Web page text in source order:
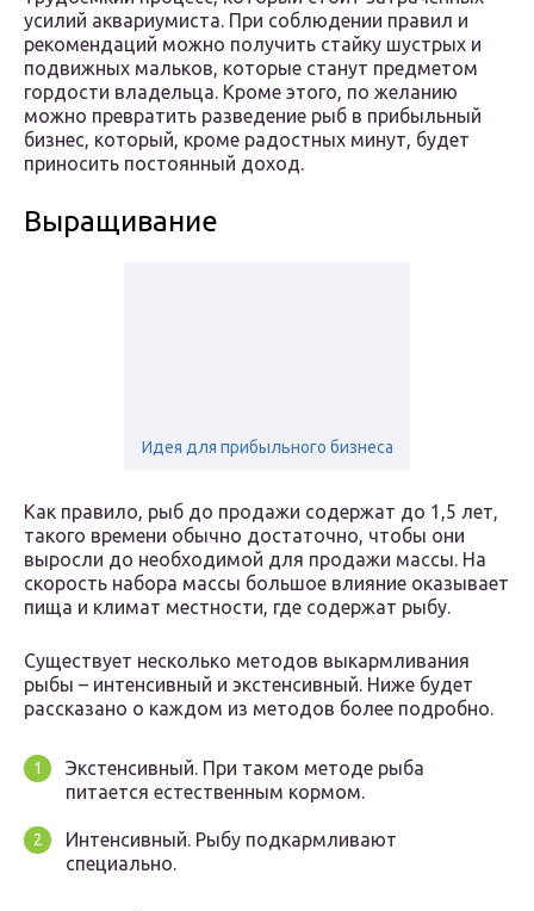
усилий аквариумиста. При соблюдении правил и
рекомендаций можно получить стайку шустрых и
подвижных мальков, которые станут предметом
гордости владельца. Кроме этого, по желанию
можно превратить разведение рыб в прибыльный
бизнес, который, кроме радостных минут, будет
приносить постоянный доход.
Выращивание
Идея для прибыльного бизнеса
Как правило, рыб до продажи содержат до 1,5 лет,
такого времени обычно достаточно, чтобы они
выросли до необходимой для продажи массы. На
скорость набора массы большое влияние оказывает
пища и климат местности, где содержат рыбу.
Существует несколько методов выкармливания
рыбы – интенсивный и экстенсивный. Ниже будет
рассказано о каждом из методов более подробно.
Экстенсивный. При таком методе рыба
питается естественным кормом.
Интенсивный. Рыбу подкармливают
специально.